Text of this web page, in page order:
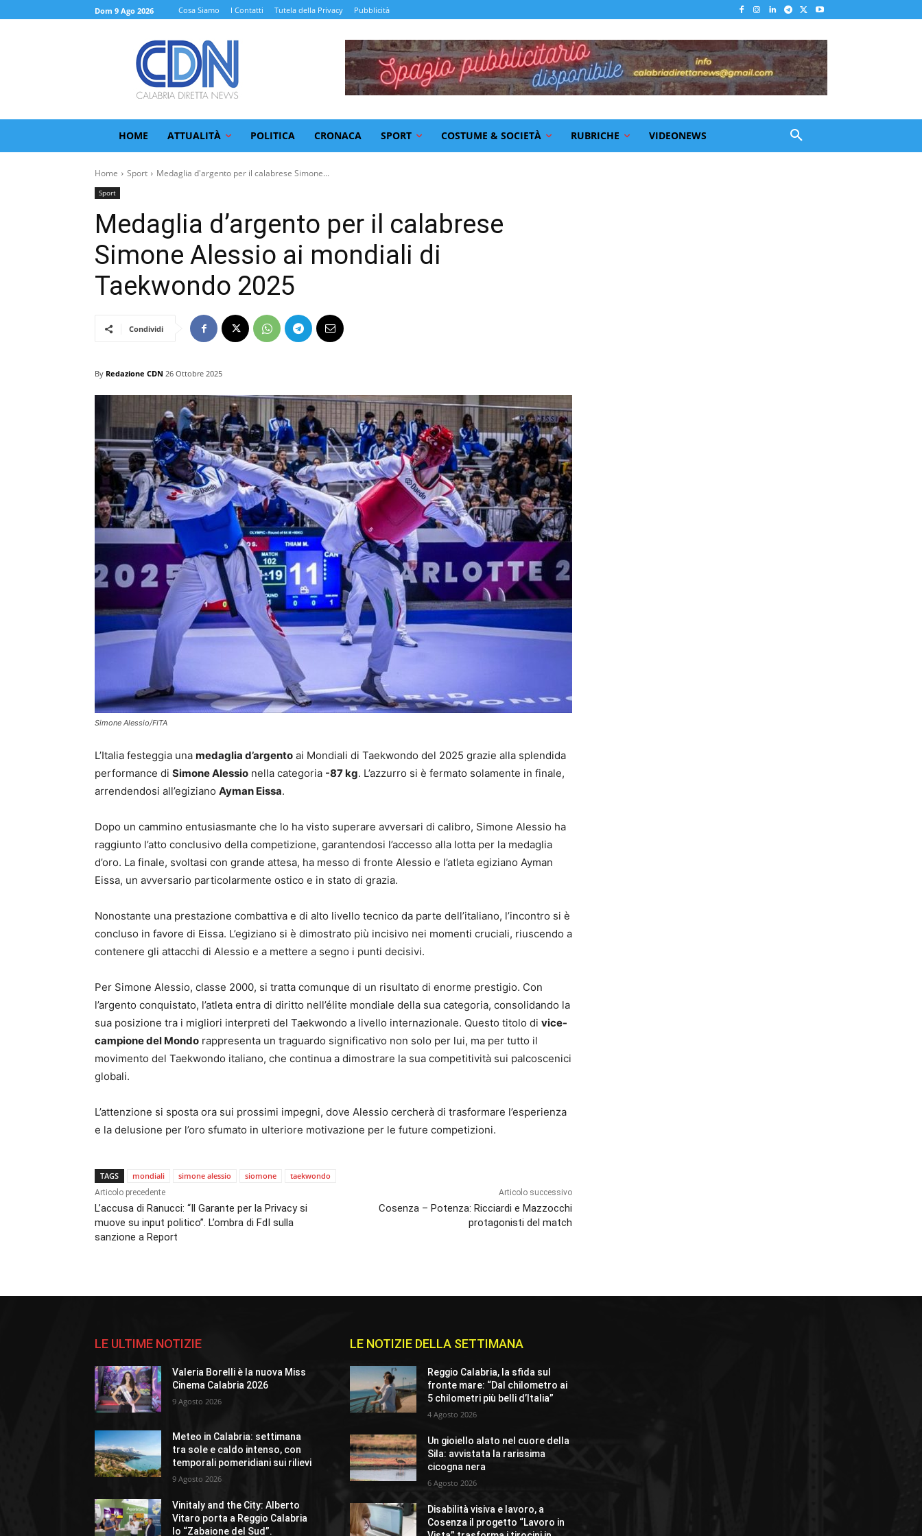
Dom 9 Ago 2026 Cosa Siamo I Contatti Tutela della Privacy Pubblicità
HOME ATTUALITÀ POLITICA CRONACA SPORT COSTUME & SOCIETÀ RUBRICHE VIDEONEWS
Home Sport Medaglia d'argento per il calabrese Simone...
Sport
Medaglia d’argento per il calabrese
Simone Alessio ai mondiali di
Taekwondo 2025
Condividi
By Redazione CDN 26 Ottobre 2025
Simone Alessio/FITA
L’Italia festeggia una medaglia d’argento ai Mondiali di Taekwondo del 2025 grazie alla splendida
performance di Simone Alessio nella categoria -87 kg. L’azzurro si è fermato solamente in finale,
arrendendosi all’egiziano Ayman Eissa.
Dopo un cammino entusiasmante che lo ha visto superare avversari di calibro, Simone Alessio ha
raggiunto l’atto conclusivo della competizione, garantendosi l’accesso alla lotta per la medaglia
d’oro. La finale, svoltasi con grande attesa, ha messo di fronte Alessio e l’atleta egiziano Ayman
Eissa, un avversario particolarmente ostico e in stato di grazia.
Nonostante una prestazione combattiva e di alto livello tecnico da parte dell’italiano, l’incontro si è
concluso in favore di Eissa. L’egiziano si è dimostrato più incisivo nei momenti cruciali, riuscendo a
contenere gli attacchi di Alessio e a mettere a segno i punti decisivi.
Per Simone Alessio, classe 2000, si tratta comunque di un risultato di enorme prestigio. Con
l’argento conquistato, l’atleta entra di diritto nell’élite mondiale della sua categoria, consolidando la
sua posizione tra i migliori interpreti del Taekwondo a livello internazionale. Questo titolo di vice-
campione del Mondo rappresenta un traguardo significativo non solo per lui, ma per tutto il
movimento del Taekwondo italiano, che continua a dimostrare la sua competitività sui palcoscenici
globali.
L’attenzione si sposta ora sui prossimi impegni, dove Alessio cercherà di trasformare l’esperienza
e la delusione per l’oro sfumato in ulteriore motivazione per le future competizioni.
TAGS mondiali simone alessio siomone taekwondo
Articolo precedente
L’accusa di Ranucci: “Il Garante per la Privacy si
muove su input politico”. L’ombra di FdI sulla
sanzione a Report
Articolo successivo
Cosenza – Potenza: Ricciardi e Mazzocchi
protagonisti del match
LE ULTIME NOTIZIE
Valeria Borelli è la nuova Miss
Cinema Calabria 2026
9 Agosto 2026
Meteo in Calabria: settimana
tra sole e caldo intenso, con
temporali pomeridiani sui rilievi
9 Agosto 2026
Vinitaly and the City: Alberto
Vitaro porta a Reggio Calabria
lo “Zabaione del Sud”.
LE NOTIZIE DELLA SETTIMANA
Reggio Calabria, la sfida sul
fronte mare: “Dal chilometro ai
5 chilometri più belli d’Italia”
4 Agosto 2026
Un gioiello alato nel cuore della
Sila: avvistata la rarissima
cicogna nera
6 Agosto 2026
Disabilità visiva e lavoro, a
Cosenza il progetto “Lavoro in